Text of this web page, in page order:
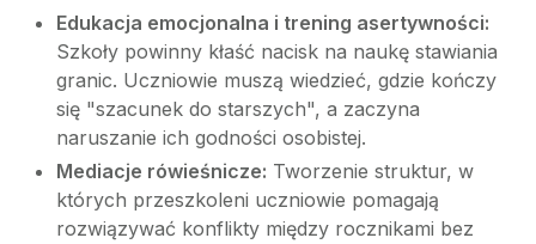
Edukacja emocjonalna i trening asertywności:
Szkoły powinny kłaść nacisk na naukę stawiania
granic. Uczniowie muszą wiedzieć, gdzie kończy
się "szacunek do starszych", a zaczyna
naruszanie ich godności osobistej.
Mediacje rówieśnicze: Tworzenie struktur, w
których przeszkoleni uczniowie pomagają
rozwiązywać konflikty między rocznikami bez